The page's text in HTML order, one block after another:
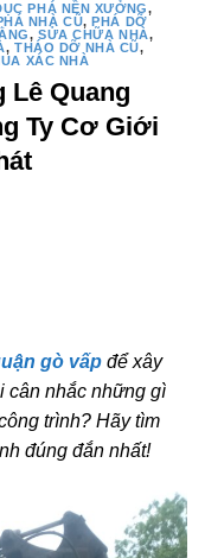
PHÁ NỀN XƯỞNG,
NHÀ CŨ,PHÁ DỠ
, SỬA CHỮA NHÀ,
,THÁO DỠ NHÀ CŨ,
XÁC NHÀ
Quang
Ty Cơ Giới
gò vấp để xây
cân nhắc những gì
trình? Hãy tìm
đúng đắn nhất!